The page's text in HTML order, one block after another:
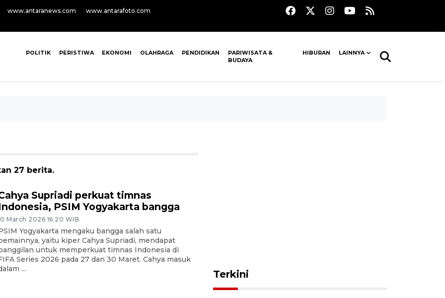
www.antaranews.com www.antarafoto.com
POLITIK PERISTIWA EKONOMI OLAHRAGA PENDIDIKAN
PARIWISATA &
BUDAYA
HIBURAN LAINNYA
27 berita.
Supriadi perkuat timnas
PSIM Yogyakarta bangga
March 2026 16:20 WIB
Yogyakarta mengaku bangga salah satu
yaitu kiper Cahya Supriadi, mendapat
untuk memperkuat timnas Indonesia di
Series 2026 pada 27 dan 30 Maret. Cahya masuk
...
Terkini